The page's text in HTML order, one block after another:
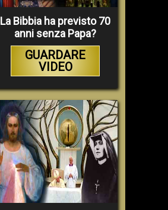
La Bibbia ha previsto 70
anni senza Papa?
GUARDARE
VIDEO